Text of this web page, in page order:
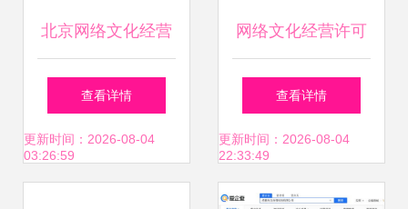
北京网络文化经营
许可证 审批条件、
费用与关键事项全
查看详情
更新时间：2026-08-04
03:26:59
网络文化经营许可
证办理指南 从申请
到拿证的全面解析
查看详情
更新时间：2026-08-04
22:33:49